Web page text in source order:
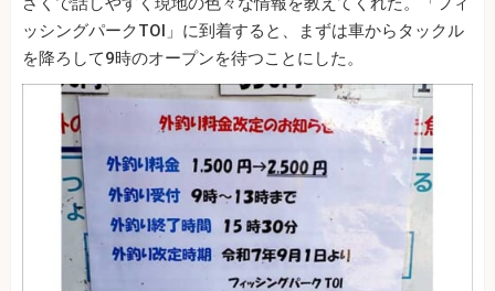
ッシングパークTOI」に到着すると、まずは車からタックル
を降ろして9時のオープンを待つことにした。